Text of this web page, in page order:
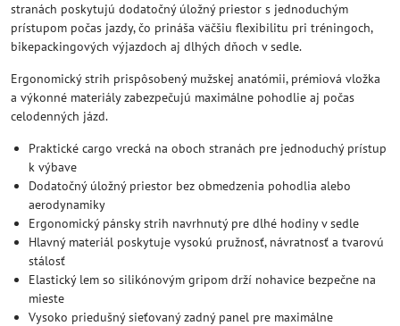
stranách poskytujú dodatočný úložný priestor s jednoduchým
prístupom počas jazdy, čo prináša väčšiu flexibilitu pri tréningoch,
bikepackingových výjazdoch aj dlhých dňoch v sedle.
Ergonomický strih prispôsobený mužskej anatómii, prémiová vložka
a výkonné materiály zabezpečujú maximálne pohodlie aj počas
celodenných jázd.
Praktické cargo vrecká na oboch stranách pre jednoduchý prístup
k výbave
Dodatočný úložný priestor bez obmedzenia pohodlia alebo
aerodynamiky
Ergonomický pánsky strih navrhnutý pre dlhé hodiny v sedle
Hlavný materiál poskytuje vysokú pružnosť, návratnosť a tvarovú
stálosť
Elastický lem so silikónovým gripom drží nohavice bezpečne na
mieste
Vysoko priedušný sieťovaný zadný panel pre maximálne